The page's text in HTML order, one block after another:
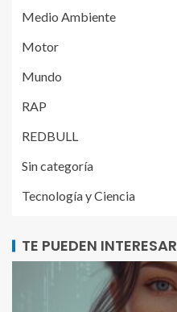
Medio Ambiente
Motor
Mundo
RAP
REDBULL
Sin categoría
Tecnología y Ciencia
TE PUEDEN INTERESAR